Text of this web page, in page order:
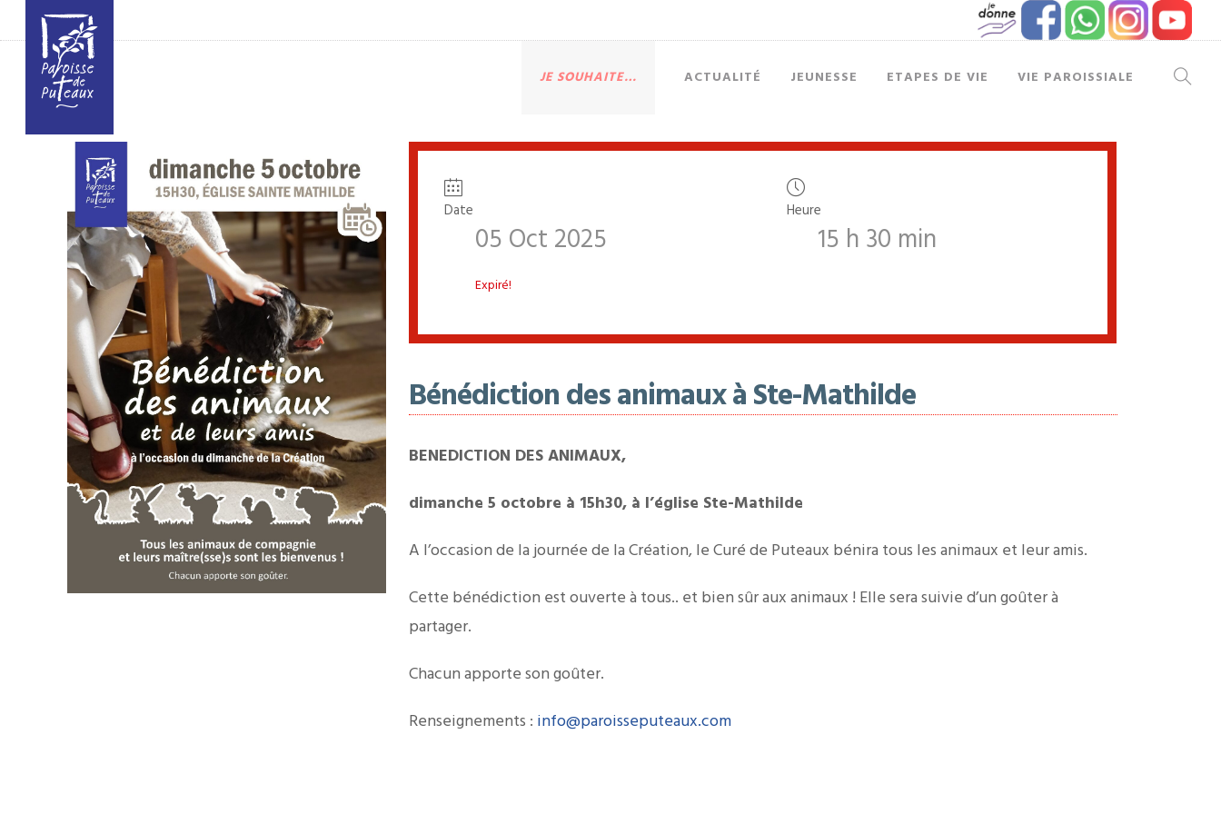
JE SOUHAITE… ACTUALITÉ JEUNESSE ETAPES DE VIE VIE PAROISSIALE
Date
05 Oct 2025
Expiré!
Heure
15 h 30 min
Bénédiction des animaux à Ste-Mathilde
BENEDICTION DES ANIMAUX,
dimanche 5 octobre à 15h30, à l’église Ste-Mathilde
A l’occasion de la journée de la Création, le Curé de Puteaux bénira tous les animaux et leur amis.
Cette bénédiction est ouverte à tous.. et bien sûr aux animaux ! Elle sera suivie d’un goûter à
partager.
Chacun apporte son goûter.
Renseignements : info@paroisseputeaux.com